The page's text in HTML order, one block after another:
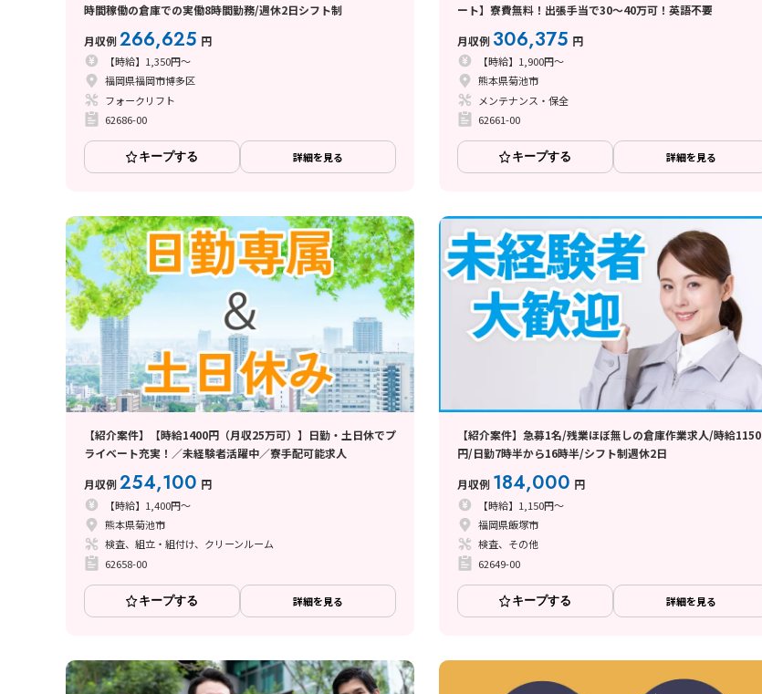
時間稼働の倉庫での実働8時間勤務/週休2日シフト制
月収例266,625 円
【時給】1,350円～
福岡県福岡市博多区
フォークリフト
62686-00
キープする 詳細を見る
ート】寮費無料！出張手当で30～40万可！英語不要
月収例 306,375 円
【時給】1,900円～
熊本県菊池市
メンテナンス・保全
62661-00
キープする 詳細を見る
【紹介案件】【時給1400円（月収25万可）】日勤・土日休でプ
ライベート充実！／未経験者活躍中／寮手配可能求人
月収例254,100 円
【時給】1,400円～
熊本県菊池市
検査、組立・組付け、クリーンルーム
62658-00
キープする 詳細を見る
【紹介案件】急募1名/残業ほぼ無しの倉庫作業求人/時給1150
円/日勤7時半から16時半/シフト制週休2日
月収例 184,000 円
【時給】1,150円～
福岡県飯塚市
検査、その他
62649-00
キープする 詳細を見る